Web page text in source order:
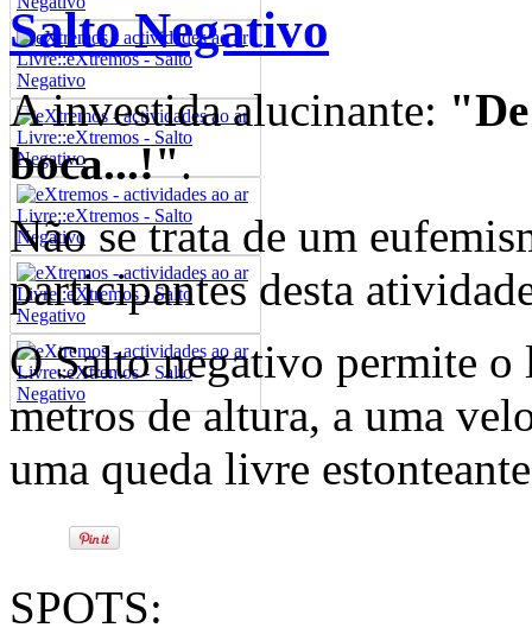
Salto Negativo
A investida alucinante:
boca...!".
Não se trata de um
participantes desta
O Salto negativo permite o
metros de altura, a uma
uma queda livre
SPOTS: